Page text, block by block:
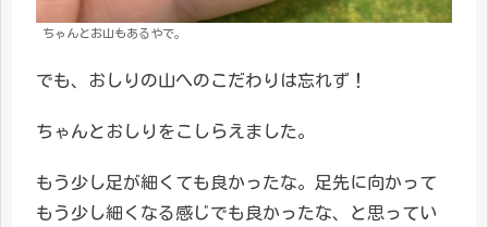
ちゃんとお山もあるやで。
でも、おしりの山へのこだわりは忘れず！
ちゃんとおしりをこしらえました。
もう少し足が細くても良かったな。足先に向かって
もう少し細くなる感じでも良かったな、と思ってい